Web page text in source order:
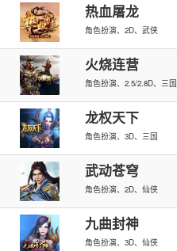
热血屠龙
角色扮演、2D、武侠
火烧连营
角色扮演、2.5/2.8D、三国
龙权天下
角色扮演、3D、三国
武动苍穹
角色扮演、2D、仙侠
九曲封神
角色扮演、3D、仙侠